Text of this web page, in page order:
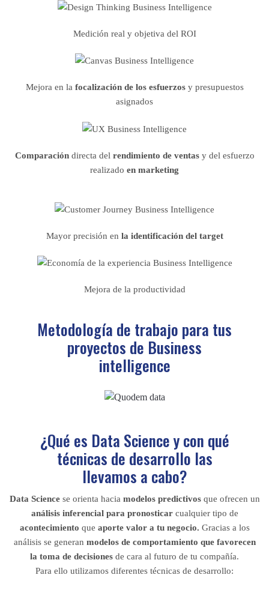
Medición real y objetiva del ROI
Mejora en la focalización de los esfuerzosy presupuestos
asignados
Comparación directa del rendimiento de ventasy del esfuerzo
realizado en marketing
Mayor precisión en la identificación del target
Mejora de la productividad
Metodología de trabajo para tus
proyectos de Business
intelligence
¿Qué es Data Science y con qué
técnicas de desarrollo las
llevamos a cabo?
Data Sciencese orienta hacia modelos predictivosque ofrecen un
análisis inferencial para pronosticarcualquier tipo de
acontecimiento que aporte valor a tu negocio. Gracias a los
análisis se generan modelos de comportamiento que favorecen
la toma de decisiones de cara al futuro de tu compañía.
Para ello utilizamos diferentes técnicas de desarrollo: